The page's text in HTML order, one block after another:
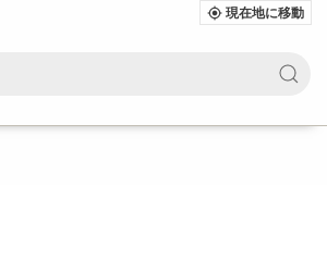
my_location 現在地に移動